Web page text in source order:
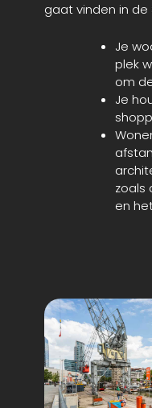
gaat vinden in de
Je
plek
om
Je
zoals
en